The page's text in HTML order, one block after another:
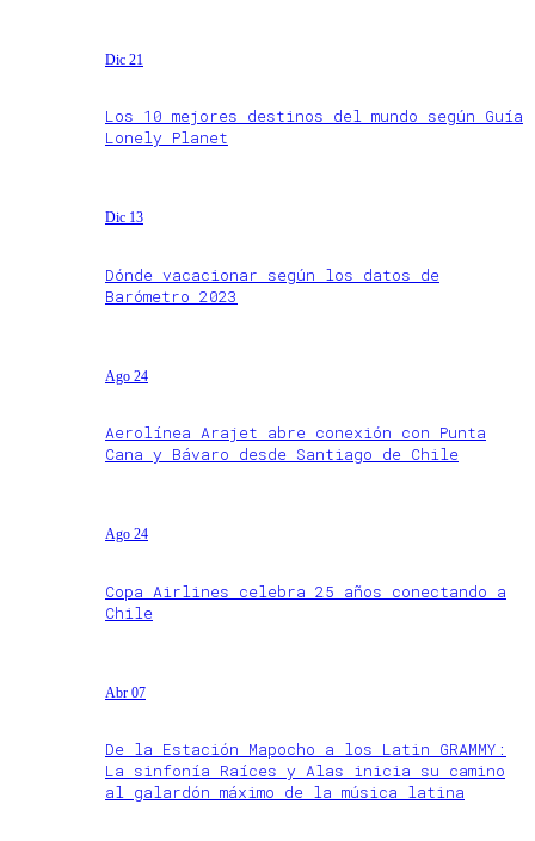
Dic 21
Los 10 mejores destinos del mundo según Guía
Lonely Planet
Dic 13
Dónde vacacionar según los datos de
Barómetro 2023
Ago 24
Aerolínea Arajet abre conexión con Punta
Cana y Bávaro desde Santiago de Chile
Ago 24
Copa Airlines celebra 25 años conectando a
Chile
Abr 07
De la Estación Mapocho a los Latin GRAMMY:
La sinfonía Raíces y Alas inicia su camino
al galardón máximo de la música latina